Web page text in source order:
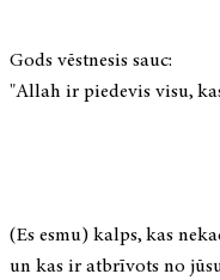
Gods vēstnesis sauc:
"Allah ir piedevis visu,
(Es esmu) kalps, kas
un kas ir atbrīvots no